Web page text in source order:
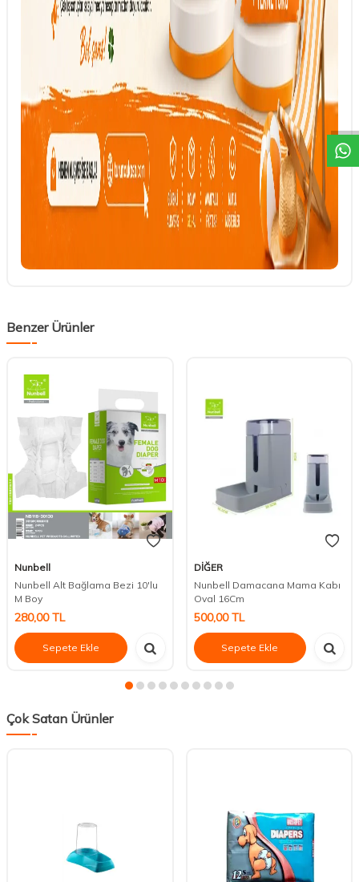
DESTEK
Benzer Ürünler
Nunbell
Nunbell Alt Bağlama Bezi 10'lu
M Boy
280,00TL
Sepete Ekle
DİĞER
Nunbell Damacana Mama Kabı
Oval 16Cm
500,00TL
Sepete Ekle
Çok Satan Ürünler